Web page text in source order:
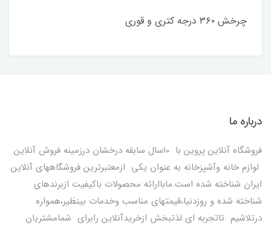
چرخش ۳۶۰ درجه کتری و قوری
درباره ما
فروشگاه آنلاین پروین با 10سال سابقه درخشان درزمینه فروش آنلاین
لوازم خانه وآشپزخانه به عنوان یکی ازمعتبرترین فروشگاههای آنلاین
ایران شناخته شده است.ماباارائه محصولات باکیفیت ازبرندهای
شناخته شده و روزدنیا،قیمتهای مناسب وخدمات بینظیر،همواره
درتلاشیم تاتجربه ای لذتبخش ازخریدآنلاین رابرای شمامشتریان